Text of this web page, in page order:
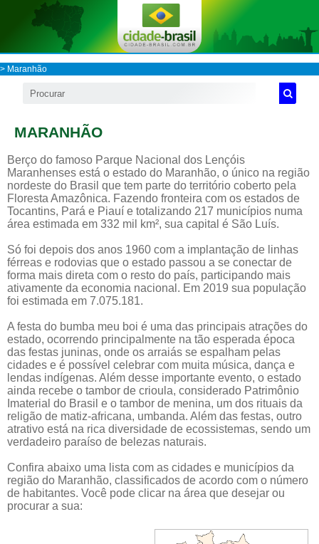
> Maranhão
MARANHÃO
Berço do famoso Parque Nacional dos Lençóis
Maranhenses está o estado do Maranhão, o único na região
nordeste do Brasil que tem parte do território coberto pela
Floresta Amazônica. Fazendo fronteira com os estados de
Tocantins, Pará e Piauí e totalizando 217 municípios numa
área estimada em 332 mil km², sua capital é São Luís.
Só foi depois dos anos 1960 com a implantação de linhas
férreas e rodovias que o estado passou a se conectar de
forma mais direta com o resto do país, participando mais
ativamente da economia nacional. Em 2019 sua população
foi estimada em 7.075.181.
A festa do bumba meu boi é uma das principais atrações do
estado, ocorrendo principalmente na tão esperada época
das festas juninas, onde os arraiás se espalham pelas
cidades e é possível celebrar com muita música, dança e
lendas indígenas. Além desse importante evento, o estado
ainda recebe o tambor de crioula, considerado Patrimônio
Imaterial do Brasil e o tambor de menina, um dos rituais da
religão de matiz-africana, umbanda. Além das festas, outro
atrativo está na rica diversidade de ecossistemas, sendo um
verdadeiro paraíso de belezas naturais.
Confira abaixo uma lista com as cidades e municípios da
região do Maranhão, classificados de acordo com o número
de habitantes. Você pode clicar na área que desejar ou
procurar a sua: